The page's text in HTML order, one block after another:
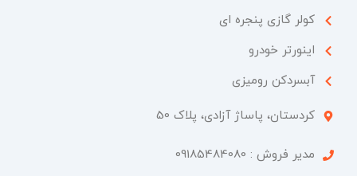
کولر گازی پنجره ای
اینورتر خودرو
آبسردکن رومیزی
کردستان، پاساژ آزادی، پلاک 50​
مدیر فروش : 09185484080